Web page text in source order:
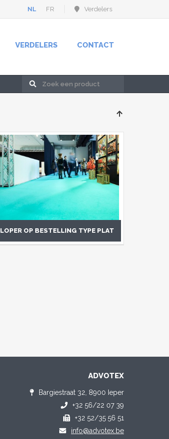
Verdelers
NL FR
VERDELERS CONTACT
LOPER OP BESTELLING TYPE PLAT
ADVOTEX
Bargiestraat 32, 8900 Ieper
+32 56/22 07 39
+32 52/35 56 51
info@advotex.be